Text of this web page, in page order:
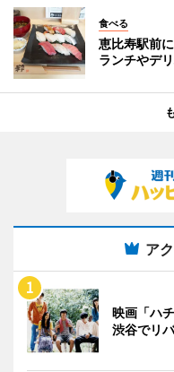
食べる
恵比寿駅前
ランチやデ
ア
映画「ハ
渋谷でリ